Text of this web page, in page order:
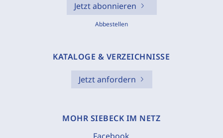
Jetzt abonnieren
Abbestellen
KATALOGE & VERZEICHNISSE
Jetzt anfordern
MOHR SIEBECK IM NETZ